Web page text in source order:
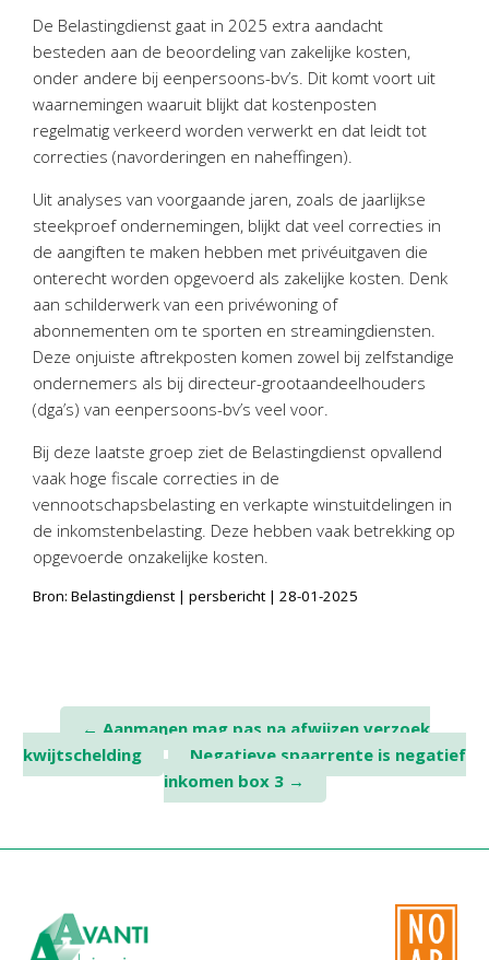
Bedrijfseconomisch advies
Belastingadvies Purmerend
Online boekhouden
Nieuws& informatie
Nieuwsbrief
Nieuwsoverzicht
Handige links
Contact
AvantiOnline
Twinfield – Boekhouden
BaseCone – Facturen
Visionplanner – Rapportage
Klantenportaal – Online dossiers
De Belastingdienst gaat in 2025 extra aandacht
besteden aan de beoordeling van zakelijke kosten,
onder andere bij eenpersoons-bv’s. Dit komt voort uit
waarnemingen waaruit blijkt dat kostenposten
regelmatig verkeerd worden verwerkt en dat leidt tot
correcties (navorderingen en naheffingen).
Uit analyses van voorgaande jaren, zoals de jaarlijkse
steekproef ondernemingen, blijkt dat veel correcties in
de aangiften te maken hebben met privéuitgaven die
onterecht worden opgevoerd als zakelijke kosten. Denk
aan schilderwerk van een privéwoning of
abonnementen om te sporten en streamingdiensten.
Deze onjuiste aftrekposten komen zowel bij zelfstandige
ondernemers als bij directeur-grootaandeelhouders
(dga’s) van eenpersoons-bv’s veel voor.
Bij deze laatste groep ziet de Belastingdienst opvallend
vaak hoge fiscale correcties in de
vennootschapsbelasting en verkapte winstuitdelingen in
de inkomstenbelasting. Deze hebben vaak betrekking op
opgevoerde onzakelijke kosten.
Bron: Belastingdienst | persbericht | 28-01-2025
Post
navigation
← Aanmanen mag pas na afwijzen verzoek
kwijtschelding
Negatieve spaarrente is negatief
inkomen box 3 →